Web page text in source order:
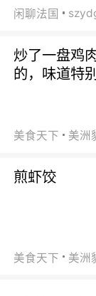
闲聊法国
炒了一盘鸡
的，味道特
美食天下 美洲
煎虾饺
美食天下 美洲